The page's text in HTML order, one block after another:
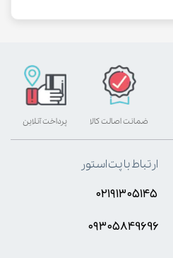
پرداخت آنلاین ضمانت اصالت کالا
ارتباط با پت استور
۰۲۱۹۱۳۰۵۱۴۵
۰۹۳۰۵8۴9696